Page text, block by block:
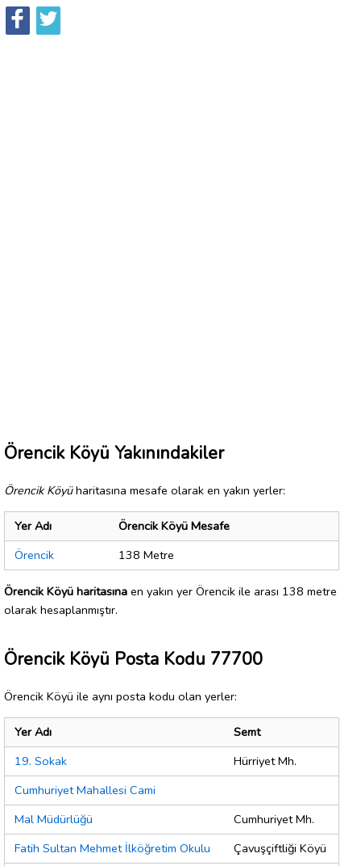
Örencik Köyü Yakınındakiler
Örencik Köyüharitasına mesafe olarak en yakın yerler:
Yer Adı
Örencik Köyü Mesafe
Örencik
138 Metre
Örencik Köyü haritasına en yakın yer Örencik ile arası 138 metre
olarak hesaplanmıştır.
Örencik Köyü Posta Kodu 77700
Örencik Köyü ile aynı posta kodu olan yerler:
Yer Adı
Semt
19. Sokak
Hürriyet Mh.
Cumhuriyet Mahallesi Cami
Mal Müdürlüğü
Cumhuriyet Mh.
Fatih Sultan Mehmet İlköğretim Okulu
Çavuşçiftliği Köyü